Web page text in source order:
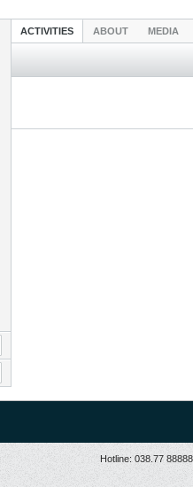
ACTIVITIES ABOUT MEDIA
Hotline: 038.77